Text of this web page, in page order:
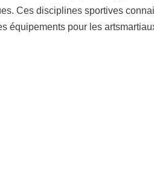
Ces disciplines sportives
équipements pour les